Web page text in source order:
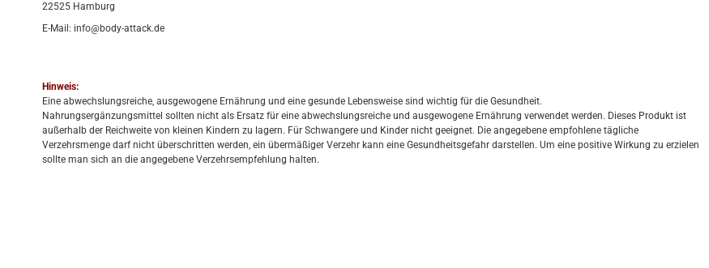
22525 Hamburg
E-Mail: info@body-attack.de
Hinweis:
Eine abwechslungsreiche, ausgewogene Ernährung und eine gesunde Lebensweise sind wichtig für die Gesundheit.
Nahrungsergänzungsmittel sollten nicht als Ersatz für eine abwechslungsreiche und ausgewogene Ernährung verwendet werden. Dieses Produkt ist
außerhalb der Reichweite von kleinen Kindern zu lagern. Für Schwangere und Kinder nicht geeignet. Die angegebene empfohlene tägliche
Verzehrsmenge darf nicht überschritten werden, ein übermäßiger Verzehr kann eine Gesundheitsgefahr darstellen. Um eine positive Wirkung zu erzielen
sollte man sich an die angegebene Verzehrsempfehlung halten.